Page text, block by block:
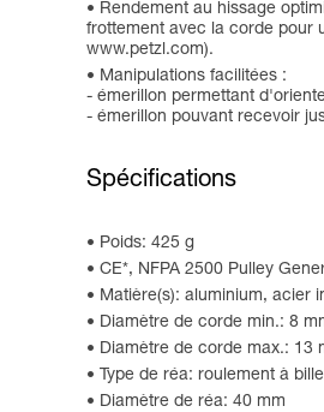
Rendement au hissage
frottement avec la corde pour
www.petzl.com).
Manipulations facilitées :
- émerillon permettant
- émerillon pouvant recevoir
Spécifications
Poids: 425 g
CE*, NFPA 2500 Pulley
Matière(s): aluminium, acier
Diamètre de corde min.: 8
Diamètre de corde max.: 13
Type de réa: roulement à
Diamètre de réa: 40 mm